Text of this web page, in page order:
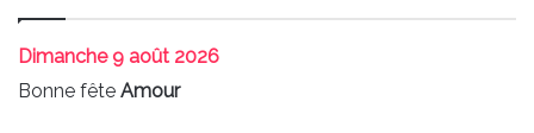
Dimanche9 août 2026
Bonne fête Amour